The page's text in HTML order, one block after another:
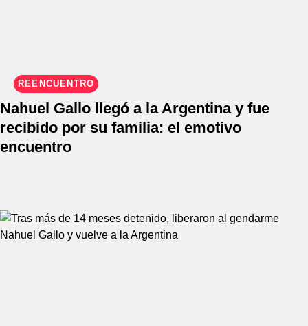
REENCUENTRO
Nahuel Gallo llegó a la Argentina y fue
recibido por su familia: el emotivo
encuentro